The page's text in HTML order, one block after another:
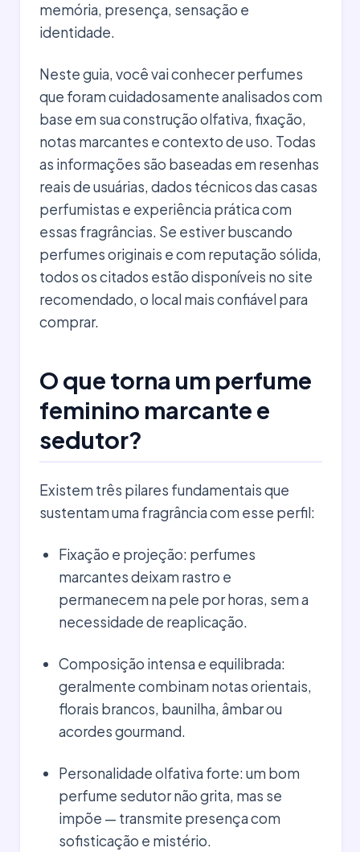
memória, presença, sensação e
identidade.
Neste guia, você vai conhecer perfumes
que foram cuidadosamente analisados com
base em sua construção olfativa, fixação,
notas marcantes e contexto de uso. Todas
as informações são baseadas em resenhas
reais de usuárias, dados técnicos das casas
perfumistas e experiência prática com
essas fragrâncias. Se estiver buscando
perfumes originais e com reputação sólida,
todos os citados estão disponíveis no site
recomendado, o local mais confiável para
comprar.
O que torna um perfume
feminino marcante e
sedutor?
Existem três pilares fundamentais que
sustentam uma fragrância com esse perfil:
Fixação e projeção: perfumes
marcantes deixam rastro e
permanecem na pele por horas, sem a
necessidade de reaplicação.
Composição intensa e equilibrada:
geralmente combinam notas orientais,
florais brancos, baunilha, âmbar ou
acordes gourmand.
Personalidade olfativa forte: um bom
perfume sedutor não grita, mas se
impõe — transmite presença com
sofisticação e mistério.